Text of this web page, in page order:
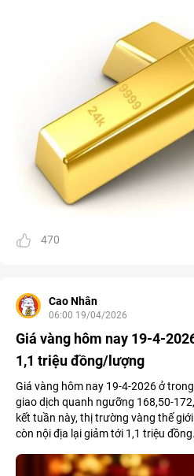
470
Cao Nhân
06:00 19/04/2026
Giá vàng hôm nay 19-4-
1,1 triệu đồng/lượng
Giá vàng hôm nay 19-4-2026 ở
giao dịch quanh ngưỡng 168,50-
kết tuần này, thị trường vàng thế
còn nội địa lại giảm tới 1,1 triệu đồng.